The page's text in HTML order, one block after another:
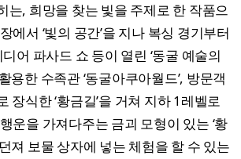
는, 희망을 찾는 빛을 주제로 한 작품으
에서 ‘빛의 공간’을 지나 복싱 경기부터
어 파사드 쇼 등이 열린 ‘동굴 예술의
용한 수족관 ‘동굴아쿠아월드’, 방문객
장식한 ‘황금길’을 거쳐 지하 1레벨로
운을 가져다주는 금괴 모형이 있는 ‘황
져 보물 상자에 넣는 체험을 할 수 있는